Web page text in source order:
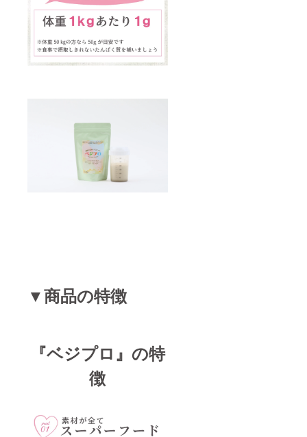
▼商品の特徴
『ベジプロ』の特
徴